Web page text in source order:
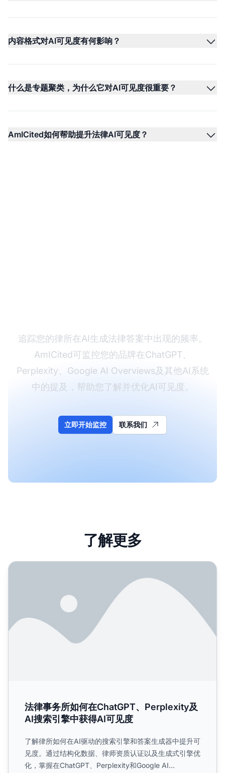
内容格式对AI可见度有何影响？
什么是专题聚类，为什么它对AI可见度很重要？
AmICited如何帮助提升法律AI可见度？
追踪您的律所在AI生成法律答案中出现的频率。
AmICited可监控您的品牌在ChatGPT、
Perplexity、Google AI Overviews及其他AI系统
中的提及，帮助您了解并优化AI可见度。
立即开始监控 联系我们
了解更多
法律事务所如何在ChatGPT、Perplexity及AI搜索引擎中获
法律事务所如何在ChatGPT、Perplexity及
AI搜索引擎中获得AI可见度
了解律所如何在AI驱动的搜索引擎和答案生成器中提升可
见度。通过结构化数据、律师资质认证以及生成式引擎优
化，掌握在ChatGPT、Perplexity和Google AI